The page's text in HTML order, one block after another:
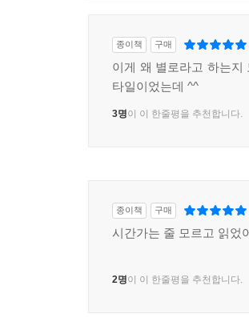
종이책 구매
이게 왜 별로라고 하는지
타일이었는데 ^^
3명이 이 한줄평을 추천합니다.
종이책 구매
시간가는 줄 모르고 읽었
2명이 이 한줄평을 추천합니다.